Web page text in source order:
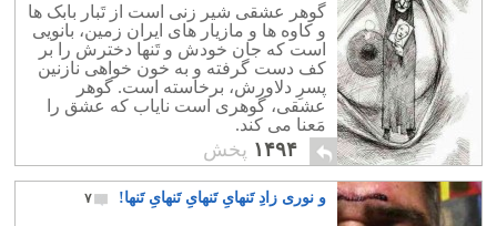
گوهر عشقی شیر زنی است از تَبار بابک ها
و کاوه ها و مازیار های ایران زمین، بانویی
است که جان خودش و تَنها دخترش را بر
کف دست گرفته و به خون خواهی نازنین
پسرِ دلاورش، برخاسته است. گوهر
عشقی، گوهری است نایاب که عشق را
مَعنا می کند.
۱۴۹۴ پخش
و نوری زادِ تَنهایِ تَنهایِ تَنهایِ تَنها! ۷